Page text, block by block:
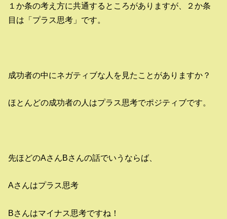
１か条の考え方に共通するところがありますが、２か条
目は「プラス思考」です。
成功者の中にネガティブな人を見たことがありますか？
ほとんどの成功者の人はプラス思考でポジティブです。
先ほどのAさんBさんの話でいうならば、
Aさんはプラス思考
Bさんはマイナス思考ですね！